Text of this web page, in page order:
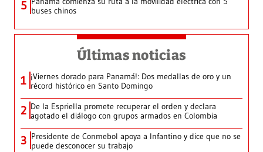
5 buses chinos
Últimas noticias
1 ¡Viernes dorado para Panamá!: Dos medallas de oro y un
récord histórico en Santo Domingo
2 De la Espriella promete recuperar el orden y declara
agotado el diálogo con grupos armados en Colombia
3 Presidente de Conmebol apoya a Infantino y dice que no se
puede desconocer su trabajo